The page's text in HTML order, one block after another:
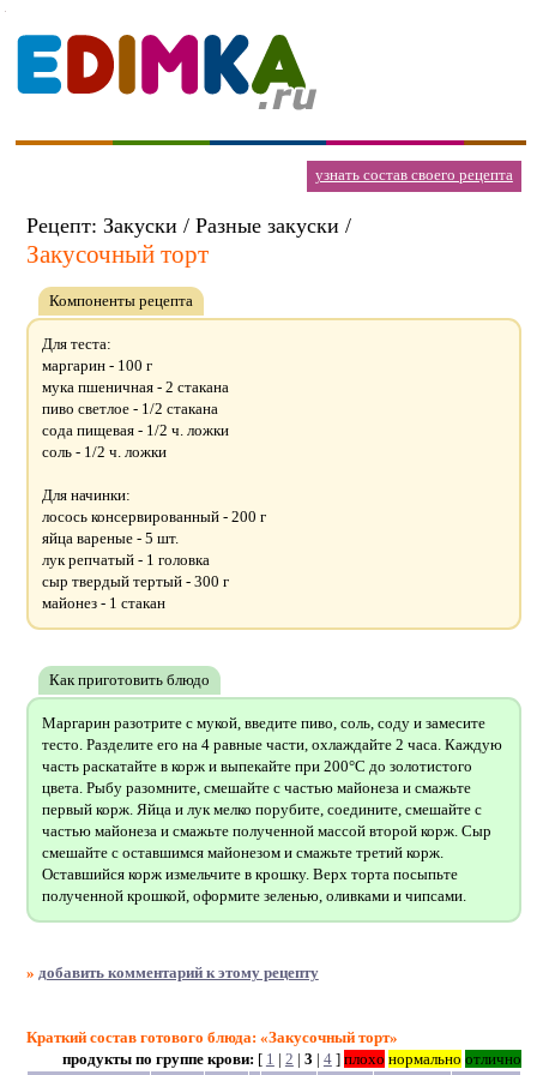
узнать состав своего рецепта
Рецепт: Закуски / Разные закуски /
Закусочный торт
Компоненты рецепта
Для теста:
маргарин - 100 г
мука пшеничная - 2 стакана
пиво светлое - 1/2 стакана
сода пищевая - 1/2 ч. ложки
соль - 1/2 ч. ложки
Для начинки:
лосось консервированный - 200 г
яйца вареные - 5 шт.
лук репчатый - 1 головка
сыр твердый тертый - 300 г
майонез - 1 стакан
Как приготовить блюдо
Маргарин разотрите с мукой, введите пиво, соль, соду и замесите
тесто. Разделите его на 4 равные части, охлаждайте 2 часа. Каждую
часть раскатайте в корж и выпекайте при 200°С до золотистого
цвета. Рыбу разомните, смешайте с частью майонеза и смажьте
первый корж. Яйца и лук мелко порубите, соедините, смешайте с
частью майонеза и смажьте полученной массой второй корж. Сыр
смешайте с оставшимся майонезом и смажьте третий корж.
Оставшийся корж измельчите в крошку. Верх торта посыпьте
полученной крошкой, оформите зеленью, оливками и чипсами.
» добавить комментарий к этому рецепту
Краткий состав готового блюда: «Закусочный торт»
продукты по группе крови: [ 1 | 2 | 3 | 4] плохо нормально отлично